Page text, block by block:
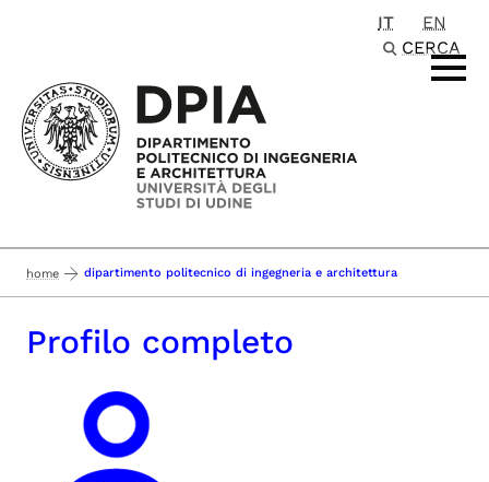
IT
EN
CERCA
home dipartimento politecnico di ingegneria e architettura
Profilo completo